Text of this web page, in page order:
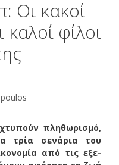
Οι κακοί
φίλοι
πλη­θω­ρι­σμό,
τρία σενάρια του
από τις εξε­